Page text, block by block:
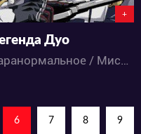
+
Дуо
Паранормальное / Мистика / Драма / Приключения / Ужасы / Фэнтези / Аниме
6 7 8 9